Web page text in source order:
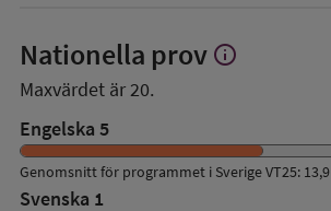
Nationella prov Visa
prov
info
Maxvärdet är 20.
Engelska 5
Genomsnitt för programmet i Sverige VT25: 13,9
Svenska 1